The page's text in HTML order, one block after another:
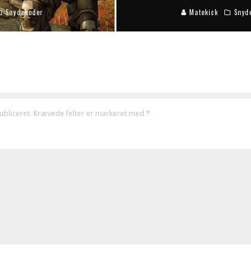
Snydekoder Matekick
Krævede felter er markeret med *